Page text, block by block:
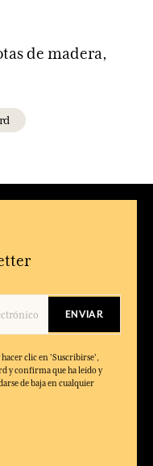
de madera,
ENVIAR
clic en 'Suscribirse',
y confirma que ha leído y
de baja en cualquier